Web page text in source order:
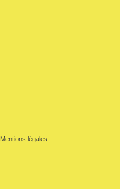
Mentions légales